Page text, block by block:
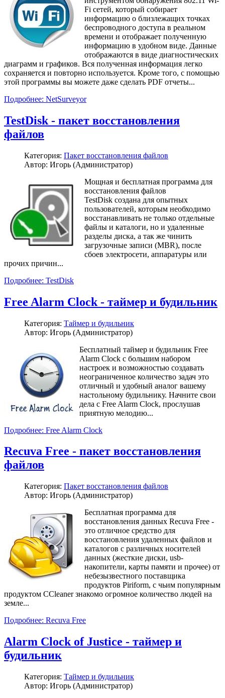
Fi сетей, который собирает
информацию о близлежащих точках
беспроводного доступа в реальном
времени и отображает полученную
информацию в удобном виде. Данные
отображаются в виде диагностических
диаграмм и графиков. Вся полученная информация легко
сохраняется и повторно используется. Кроме того, с помощью
этой программы вы можете даже сделать PDF отчеты...
Подробнее: NetSurveyor
TestDisk - пакет восстановления
файлов
Категория: Пакет восстановления файлов
Автор: Игорь (Администратор)
Мощная и бесплатная программа для
восстановления файлов
TestDisk создана для опытных
пользователей, которым необходимо
восстанавливать не только отдельные
файлы и каталоги, но и удаленные
разделы диска, а так же чинить
загрузочные записи (MBR), после
сбоев электросети, аппаратуры или
прочих причин...
Подробнее: TestDisk
Free Alarm Clock - таймер и будильник
Категория: Таймер и будильник
Автор: Игорь (Администратор)
Бесплатный таймер и будильник Free
Alarm Clock с большим набором
настроек и возможностью создавать
неограниченное количество задач это
отличный и удобный аналог вашему
настольному будильнику. Начните свои
дела с Free Alarm Clock, прослушав
приятную мелодию...
Подробнее: Free Alarm Clock
Recuva Free - пакет восстановления
файлов
Категория: Пакет восстановления файлов
Автор: Игорь (Администратор)
Бесплатная программа для
восстановления данных Recuva Free -
это отличное средство для
восстановления удаленных файлов и
каталогов с различных носителей
данных (жесткие диски, usb-
накопители, карты памяти и прочее) от
небезызвестного поставщика
продуктов Piriform, с чьим популярным
продуктом CCleaner знакомо огромное количество людей на
земле...
Подробнее: Recuva Free
Alarm Clock of Justice - таймер и
будильник
Категория: Таймер и будильник
Автор: Игорь (Администратор)